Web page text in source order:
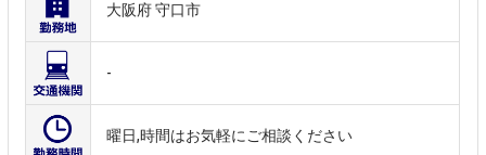
大阪府 守口市
-
曜日,時間はお気軽にご相談ください